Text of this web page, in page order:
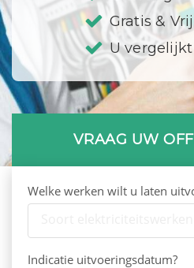
Gratis &
U
VRAAG UW
Welke werken wilt u laten
Indicatie uitvoeringsdatum?